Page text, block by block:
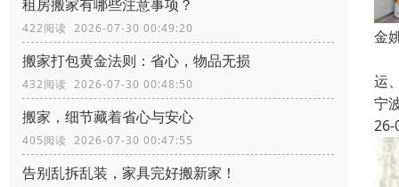
租房搬家有哪些注意事项？
422阅读 2026-07-30 00:49:20
搬家打包黄金法则：省心，物品无损
432阅读 2026-07-30 00:48:50
搬家，细节藏着省心与安心
405阅读 2026-07-30 00:47:55
告别乱拆乱装，家具完好搬新家！
金
运
宁
26-